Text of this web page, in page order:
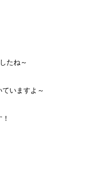
たね～
いますよ～